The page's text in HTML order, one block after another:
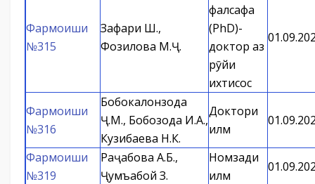
Фармоиши
№315
Зафари Ш.,
Фозилова М.Ҷ.
фалсафа
(PhD)-
доктор аз
рӯйи
ихтисос
Фармоиши
№316
Бобокалонзода
Ҷ.М., Бобозода И.А.,
Кузибаева Н.К.
Доктори
илм
Фармоиши
№319
Раҷабова А.Б.,
Ҷумъабой З.
Номзади
илм